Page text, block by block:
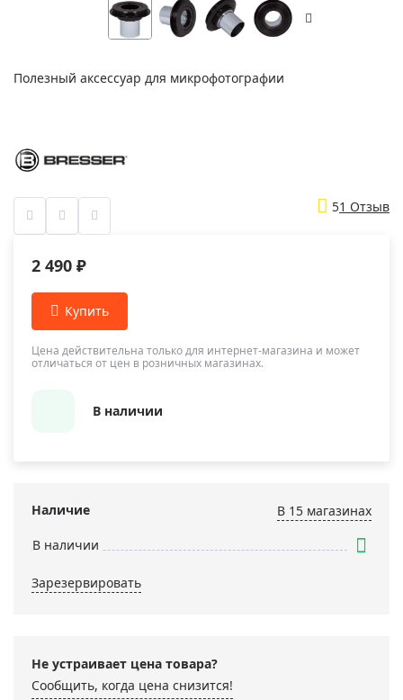
Полезный аксессуар для микрофотографии
51 Отзыв
2 490 ₽
Цена действительна только для интернет-магазина и может
отличаться от цен в розничных магазинах.
В наличии
Наличие
В 15 магазинах
В наличии
Зарезервировать
Не устраивает цена товара?
Сообщить, когда цена снизится!